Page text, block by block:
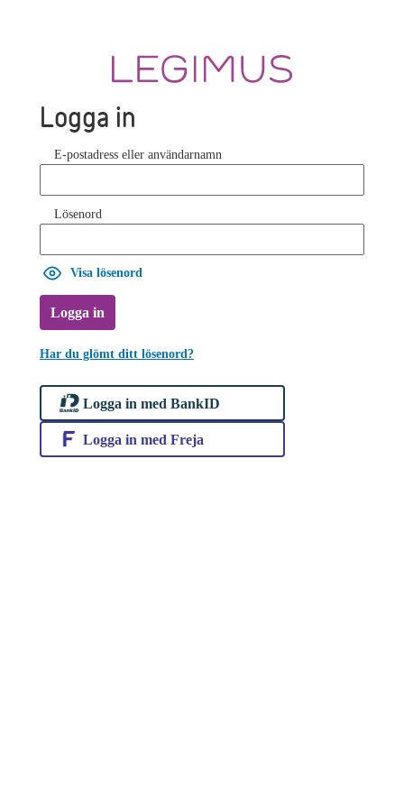
Logga in
E-postadress eller användarnamn
Lösenord
Visa lösenord
Logga in
Har du glömt ditt lösenord?
Logga in med BankID
Logga in med Freja